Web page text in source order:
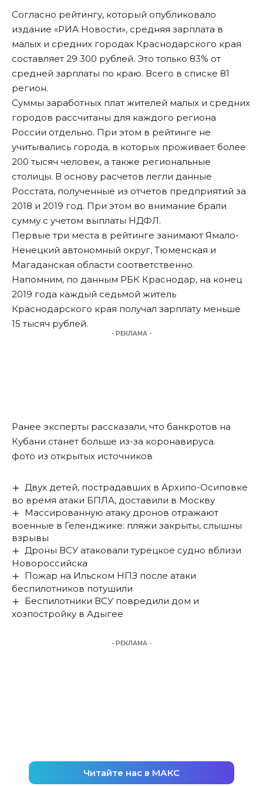
Согласно рейтингу, который опубликовало
издание «РИА Новости», средняя зарплата в
малых и средних городах Краснодарского края
составляет 29 300 рублей. Это только 83% от
средней зарплаты по краю. Всего в списке 81
регион.
Суммы заработных плат жителей малых и средних
городов рассчитаны для каждого региона
России отдельно. При этом в рейтинге не
учитывались города, в которых проживает более
200 тысяч человек, а также региональные
столицы. В основу расчетов легли данные
Росстата, полученные из отчетов предприятий за
2018 и 2019 год. При этом во внимание брали
сумму с учетом выплаты НДФЛ.
Первые три места в рейтинге занимают Ямало-
Ненецкий автономный округ, Тюменская и
Магаданская области соответственно.
Напомним, по данным РБК Краснодар, на конец
2019 года каждый седьмой житель
Краснодарского края получал зарплату меньше
15 тысяч рублей.
- РЕКЛАМА -
Ранее эксперты рассказали, что банкротов на
Кубани станет больше из-за коронавируса.
фото из открытых источников
Двух детей, пострадавших в Архипо-Осиповке
во время атаки БПЛА, доставили в Москву
Массированную атаку дронов отражают
военные в Геленджике: пляжи закрыты, слышны
взрывы
Дроны ВСУ атаковали турецкое судно вблизи
Новороссийска
Пожар на Ильском НПЗ после атаки
беспилотников потушили
Беспилотники ВСУ повредили дом и
хозпостройку в Адыгее
- РЕКЛАМА -
Читайте нас в МАКС